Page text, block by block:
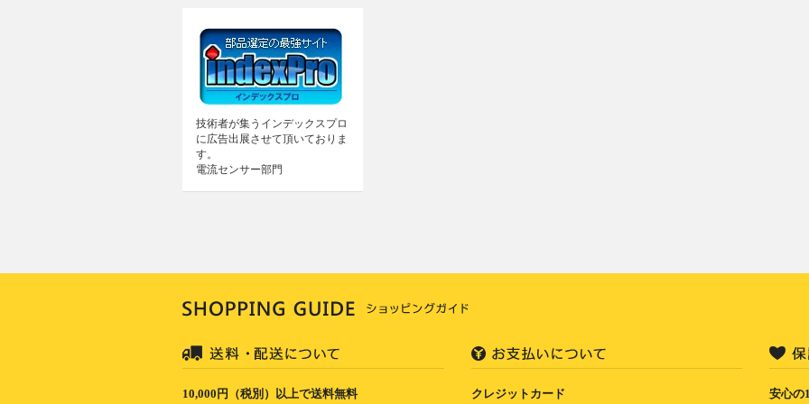
技術者が集うインデックスプロ
に広告出展させて頂いておりま
す。
電流センサー部門
10,000円（税別）以上で送料無料 クレジットカード 安心の